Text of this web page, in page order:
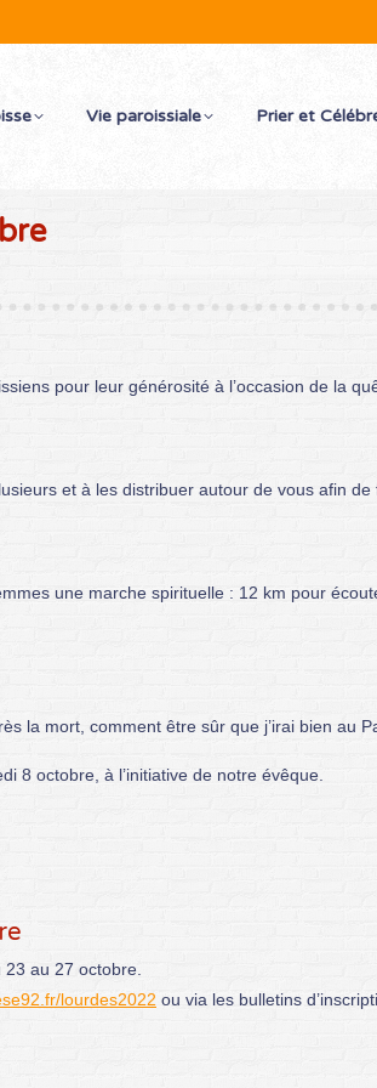
Vie paroissiale Prier et
pour leur générosité à l’occasion de la
et à les distribuer autour de vous afin
une marche spirituelle : 12 km pour
la mort, comment être sûr que j’irai bien au
8 octobre, à l’initiative de notre évêque.
au 27 octobre.
lourdes2022 ou via les bulletins